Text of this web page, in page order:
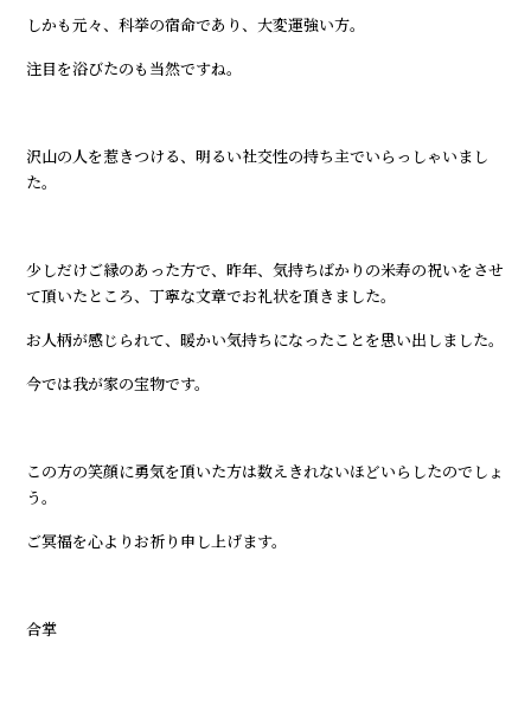
しかも元々、科挙の宿命であり、大変運強い方。
注目を浴びたのも当然ですね。
沢山の人を惹きつける、明るい社交性の持ち主でいらっしゃいまし
た。
少しだけご縁のあった方で、昨年、気持ちばかりの米寿の祝いをさせ
て頂いたところ、丁寧な文章でお礼状を頂きました。
お人柄が感じられて、暖かい気持ちになったことを思い出しました。
今では我が家の宝物です。
この方の笑顔に勇気を頂いた方は数えきれないほどいらしたのでしょ
う。
ご冥福を心よりお祈り申し上げます。
合掌